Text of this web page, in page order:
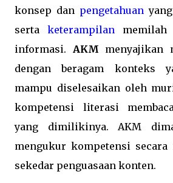
konsep dan pengetahuan
serta keterampilan memilah
informasi. AKM menyajikan
dengan beragam konteks
mampu diselesaikan oleh
kompetensi literasi
yang dimilikinya. AKM
mengukur kompetensi secara
sekedar penguasaan konten.